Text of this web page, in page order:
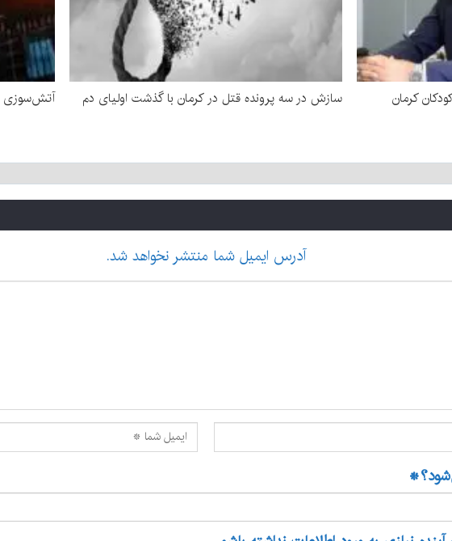
کرمان سازش در سه پرونده قتل در کرمان با گذشت اولیای دم آتش‌سوزی
آدرس ایمیل شما منتشر نخواهد شد.
*